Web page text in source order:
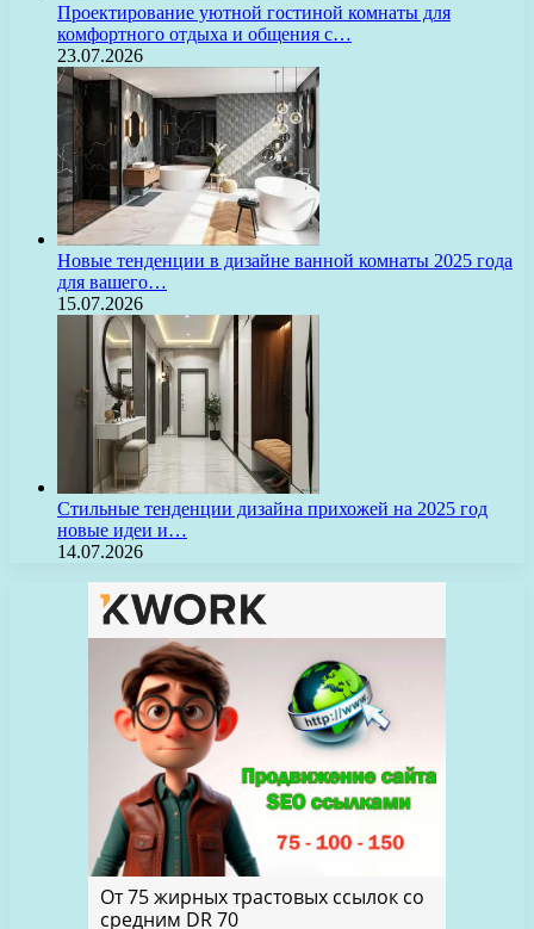
Проектирование уютной гостиной комнаты для
комфортного отдыха и общения с…
23.07.2026
Новые тенденции в дизайне ванной комнаты 2025 года
для вашего…
15.07.2026
Стильные тенденции дизайна прихожей на 2025 год
новые идеи и…
14.07.2026